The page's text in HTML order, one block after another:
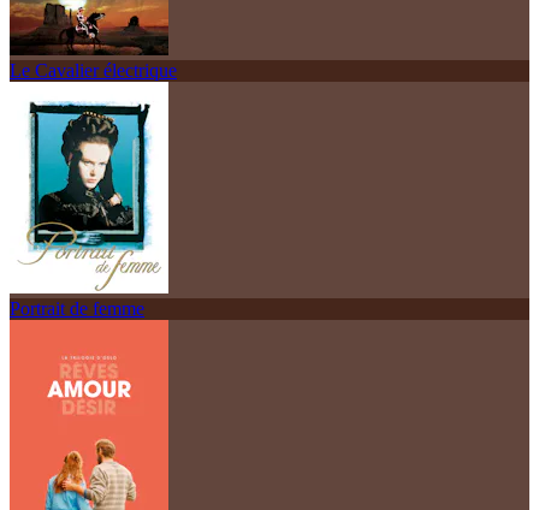
Le Cavalier électrique
Portrait de femme